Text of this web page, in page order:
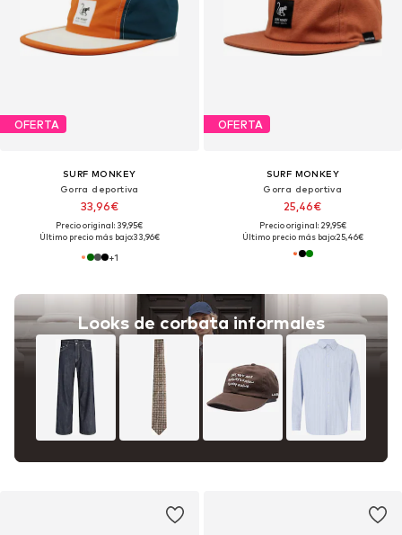
OFERTA
SURF MONKEY
Gorra deportiva
33,96€
Precio original: 39,95€
Último precio más bajo:33,96€
+1
Looks de corbata informales
OFERTA
SURF MONKEY
Gorra deportiva
25,46€
Precio original: 29,95€
Último precio más bajo:25,46€